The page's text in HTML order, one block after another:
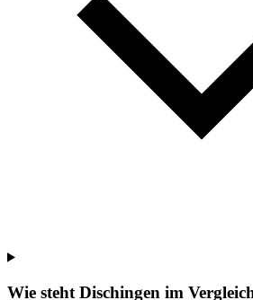
Wie steht Dischingen im